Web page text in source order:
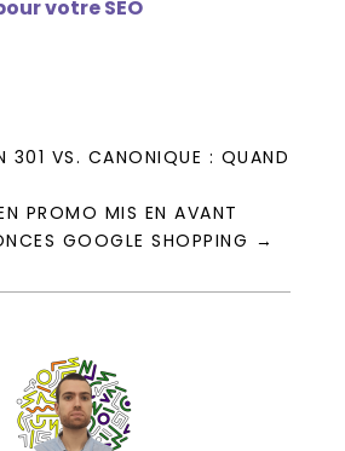
votre SEO
301 VS. CANONIQUE : QUAND
PROMO MIS EN AVANT
GOOGLE SHOPPING →